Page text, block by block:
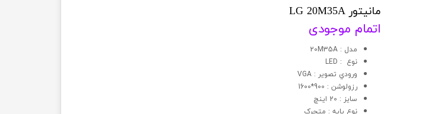
مانیتور LG 20M35A
اتمام موجودی
مدل : 20M35A
نوع : LED
ورودي تصوير : VGA
رزولوشن : 900*1600
سايز : 20 اینچ
نوع پايه : متحرک